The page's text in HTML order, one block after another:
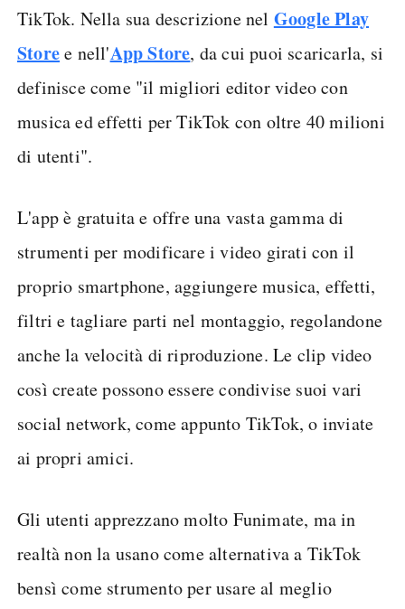
TikTok. Nella sua descrizione nel Google Play
Storee nell'App Store, da cui puoi scaricarla, si
definisce come "il migliori editor video con
musica ed effetti per TikTok con oltre 40 milioni
di utenti".
L'app è gratuita e offre una vasta gamma di
strumenti per modificare i video girati con il
proprio smartphone, aggiungere musica, effetti,
filtri e tagliare parti nel montaggio, regolandone
anche la velocità di riproduzione. Le clip video
così create possono essere condivise suoi vari
social network, come appunto TikTok, o inviate
ai propri amici.
Gli utenti apprezzano molto Funimate, ma in
realtà non la usano come alternativa a TikTok
bensì come strumento per usare al meglio